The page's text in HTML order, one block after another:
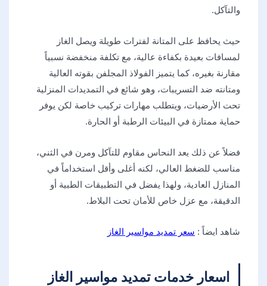
والتآكل.
حيث يحافظ على المتانة لفترات طويلة ويصل الغاز
لمسافات بعيدة بكفاءة عالية، مع تكلفة منخفضة نسبياً
مقارنة بغيره، كما يتميز الفولاذ المجلفن بقوته العالية
ومتانته ضد التسريبات، وهو شائع في التمديدات المنزلية
تحت الأرضيات، ويتطلب مهارات تركيب خاصة لكن يوفر
حماية ممتازة في البيئات الرطبة أو الحارة.
فضلاً عن ذلك يعد النحاس مقاوم للتآكل ومرن في الثني،
مناسب للضغط العالي، لكنه أغلى وأقل استخداماً في
المنازل العادية، ولهذا يفضل في التطبيقات الطبية أو
الدقيقة، مع عزل خاص للأمان تحت البلاط.
شاهد ايضاً : سعر تمديد مواسير الغاز
اسعار خدمات تمديد مواسير الغاز